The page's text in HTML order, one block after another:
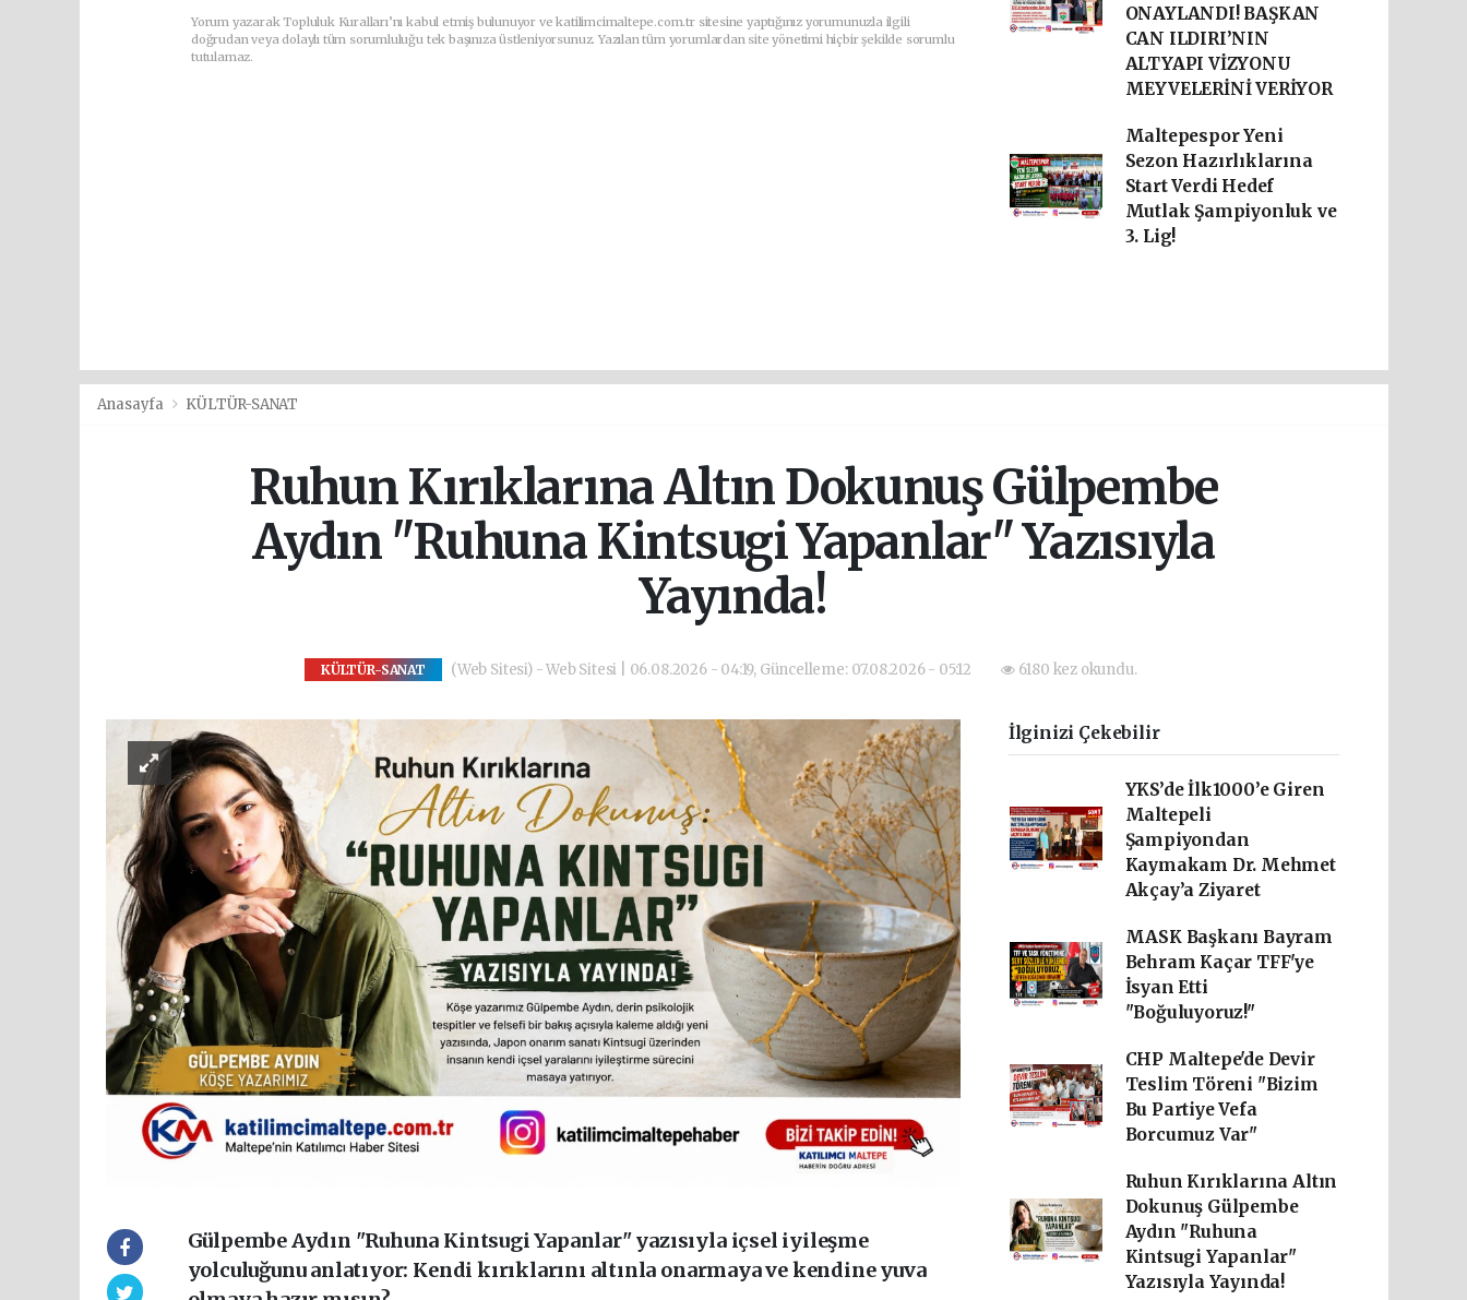
Yorum yazarak Topluluk Kuralları’nı kabul etmiş bulunuyor ve katilimcimaltepe.com.tr sitesine yaptığınız yorumunuzla ilgili
doğrudan veya dolaylı tüm sorumluluğu tek başınıza üstleniyorsunuz. Yazılan tüm yorumlardan site yönetimi hiçbir şekilde sorumlu
tutulamaz.
ONAYLANDI! BAŞKAN
CAN ILDIRI’NIN
ALTYAPI VİZYONU
MEYVELERİNİ VERİYOR
Maltepespor Yeni
Sezon Hazırlıklarına
Start Verdi Hedef
Mutlak Şampiyonluk ve
3. Lig!
Anasayfa KÜLTÜR-SANAT
Ruhun Kırıklarına Altın Dokunuş Gülpembe
Aydın "Ruhuna Kintsugi Yapanlar" Yazısıyla
Yayında!
KÜLTÜR-SANAT (Web Sitesi) - Web Sitesi | 06.08.2026 - 04:19, Güncelleme: 07.08.2026 - 05:12 6180 kez okundu.
Gülpembe Aydın "Ruhuna Kintsugi Yapanlar" yazısıyla içsel iyileşme
yolculuğunu anlatıyor: Kendi kırıklarını altınla onarmaya ve kendine yuva
İlginizi Çekebilir
YKS’de İlk1000’e Giren
Maltepeli
Şampiyondan
Kaymakam Dr. Mehmet
Akçay’a Ziyaret
MASK Başkanı Bayram
Behram Kaçar TFF'ye
İsyan Etti
"Boğuluyoruz!"
CHP Maltepe'de Devir
Teslim Töreni "Bizim
Bu Partiye Vefa
Borcumuz Var"
Ruhun Kırıklarına Altın
Dokunuş Gülpembe
Aydın "Ruhuna
Kintsugi Yapanlar"
Yazısıyla Yayında!